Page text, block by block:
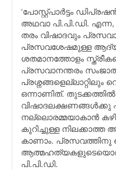
‘പോസ്റ്റ്‌പാര്‍ട്ടം
അഥവാ പി.പി.ഡി.
തരം വിഷാദവും
പ്രസവശേഷമുള്ള
ശതമാനത്തോളം
പ്രസവാനന്തരം
പ്രശ്നങ്ങളെല്ലാറ്റിലും
ഒന്നാണിത്.
വിഷാദലക്ഷണങ്ങള്‍ക്കു
നല്ലൊരമ്മയാകാന്‍
കുറിച്ചുള്ള
കാണാം. പ്രസവത്തിനു
പി.പി.ഡി.